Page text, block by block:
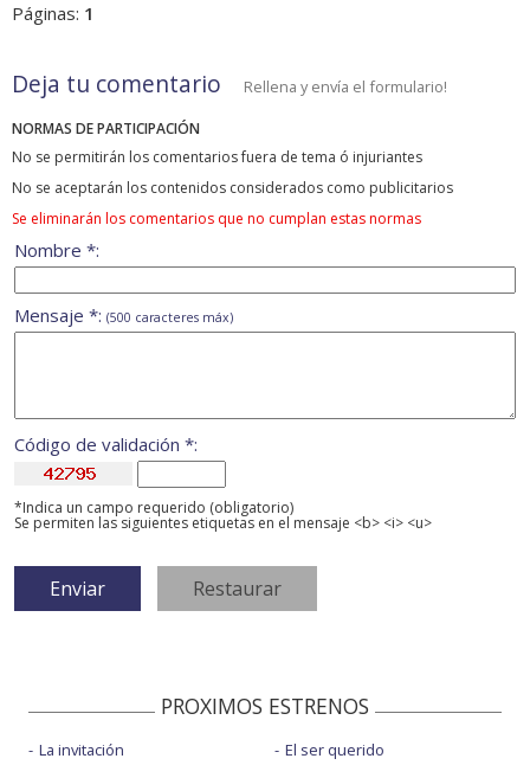
Páginas: 1
Deja tu comentario Rellena y envía el formulario!
NORMAS DE PARTICIPACIÓN
No se permitirán los comentarios fuera de tema ó injuriantes
No se aceptarán los contenidos considerados como publicitarios
Se eliminarán los comentarios que no cumplan estas normas
Nombre *:
Mensaje *: (500 caracteres máx)
Código de validación *:
*Indica un campo requerido (obligatorio)
Se permiten las siguientes etiquetas en el mensaje <b> <i> <u>
PROXIMOS ESTRENOS
La invitación
El ser querido